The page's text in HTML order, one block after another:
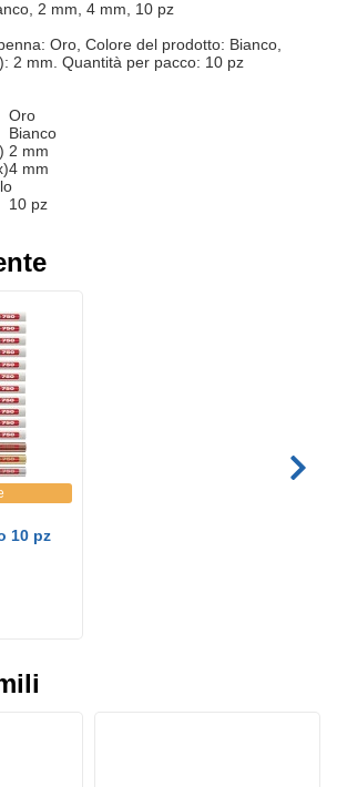
2 mm, 4 mm, 10 pz
Oro, Colore del prodotto: Bianco,
2 mm. Quantità per pacco: 10 pz
Oro
Bianco
2 mm
4 mm
10 pz
10 pz